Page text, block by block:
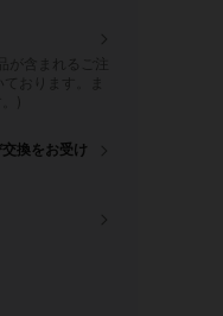
が含まれるご注
おります。ま
)
換をお受け